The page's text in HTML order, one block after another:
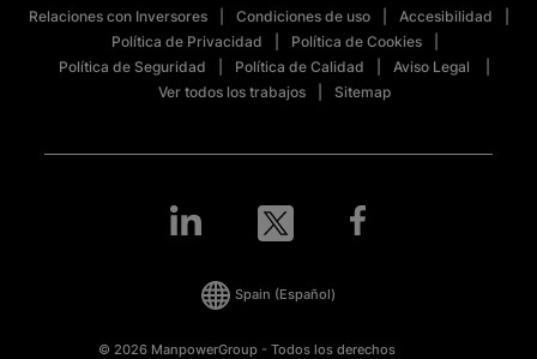
Relaciones con Inversores Condiciones de uso
Accesibilidad
Política de Privacidad
Política de Cookies
Política de Seguridad
Política de Calidad
Aviso Legal
Ver todos los trabajos
Sitemap
© 2026 ManpowerGroup - Todos los derechos
Spain (Español)